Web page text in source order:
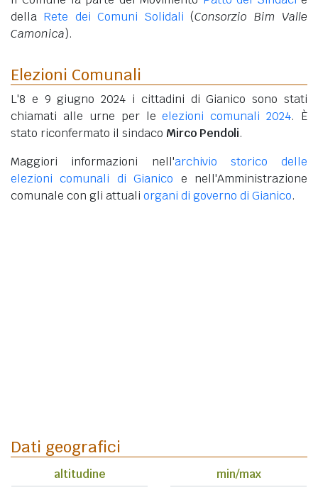
della Rete dei Comuni Solidali (Consorzio Bim Valle
Camonica).
Elezioni Comunali
L'8 e 9 giugno 2024 i cittadini di Gianico sono stati
chiamati alle urne per leelezioni comunali 2024. È
stato riconfermato il sindaco Mirco Pendoli.
Maggiori informazioni nell'archivio storico delle
elezioni comunali di Gianico e nell'Amministrazione
comunale con gli attuali organi di governo di Gianico.
Dati geografici
altitudine min/max